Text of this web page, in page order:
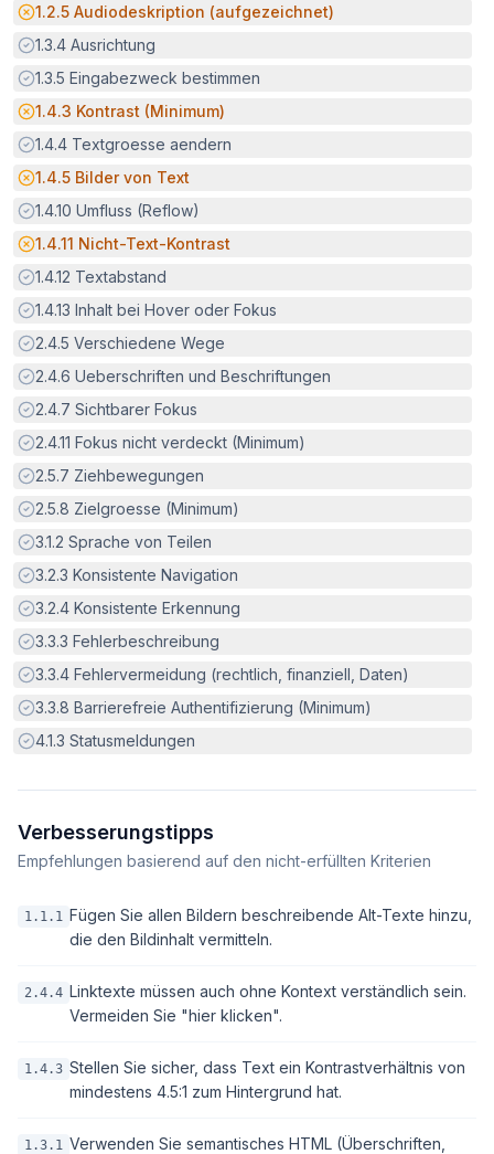
Potenzielle Barriere:
1.2.5 Audiodeskription (aufgezeichnet)
Erfüllt:
1.3.4 Ausrichtung
Erfüllt:
1.3.5 Eingabezweck bestimmen
Potenzielle Barriere:
1.4.3 Kontrast (Minimum)
Erfüllt:
1.4.4 Textgroesse aendern
Potenzielle Barriere:
1.4.5 Bilder von Text
Erfüllt:
1.4.10 Umfluss (Reflow)
Potenzielle Barriere:
1.4.11 Nicht-Text-Kontrast
Erfüllt:
1.4.12 Textabstand
Erfüllt:
1.4.13 Inhalt bei Hover oder Fokus
Erfüllt:
2.4.5 Verschiedene Wege
Erfüllt:
2.4.6 Ueberschriften und Beschriftungen
Erfüllt:
2.4.7 Sichtbarer Fokus
Erfüllt:
2.4.11 Fokus nicht verdeckt (Minimum)
Erfüllt:
2.5.7 Ziehbewegungen
Erfüllt:
2.5.8 Zielgroesse (Minimum)
Erfüllt:
3.1.2 Sprache von Teilen
Erfüllt:
3.2.3 Konsistente Navigation
Erfüllt:
3.2.4 Konsistente Erkennung
Erfüllt:
3.3.3 Fehlerbeschreibung
Erfüllt:
3.3.4 Fehlervermeidung (rechtlich, finanziell, Daten)
Erfüllt:
3.3.8 Barrierefreie Authentifizierung (Minimum)
Erfüllt:
4.1.3 Statusmeldungen
Verbesserungstipps
Empfehlungen basierend auf den nicht-erfüllten Kriterien
1.1.1 Fügen Sie allen Bildern beschreibende Alt-Texte hinzu,
die den Bildinhalt vermitteln.
2.4.4 Linktexte müssen auch ohne Kontext verständlich sein.
Vermeiden Sie "hier klicken".
1.4.3 Stellen Sie sicher, dass Text ein Kontrastverhältnis von
mindestens 4.5:1 zum Hintergrund hat.
1.3.1 Verwenden Sie semantisches HTML (Überschriften,